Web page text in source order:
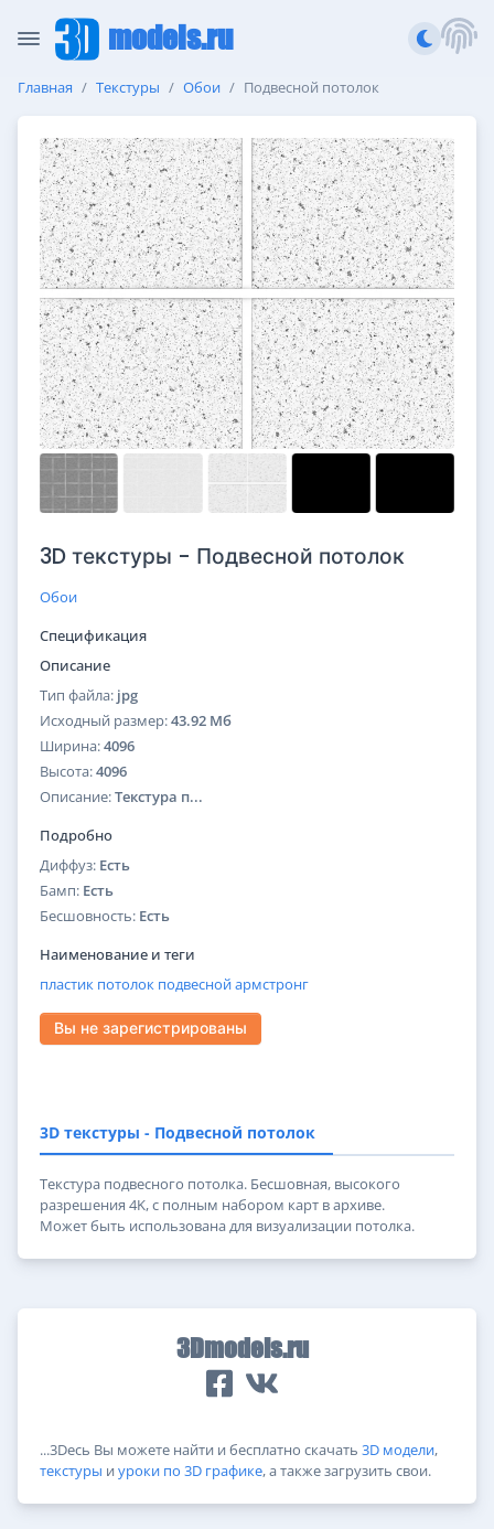
models.ru
Главная Текстуры Обои Подвесной потолок
3D текстуры - Подвесной потолок
Обои
Спецификация
Описание
Тип файла: jpg
Исходный размер:43.92 Мб
Ширина:4096
Высота:4096
Описание:Текстура п...
Подробно
Диффуз: Есть
Бамп: Есть
Бесшовность: Есть
Наименование и теги
пластик потолок подвеснойармстронг
Вы не зарегистрированы
3D текстуры - Подвесной потолок
Текстура подвесного потолка. Бесшовная, высокого
разрешения 4K, с полным набором карт в архиве.
Может быть использована для визуализации потолка.
3Dmodels.ru
...3Dесь Вы можете найти и бесплатно скачать 3D модели,
текстуры и уроки по 3D графике, а также загрузить свои.